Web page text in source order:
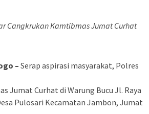
Cangkrukan Kamtibmas Jumat Curhat
– Serap aspirasi masyarakat, Polres
Jumat Curhat di Warung Bucu Jl. Raya
Pulosari Kecamatan Jambon, Jumat